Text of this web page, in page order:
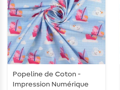
Popeline de Coton -
Impression Numérique